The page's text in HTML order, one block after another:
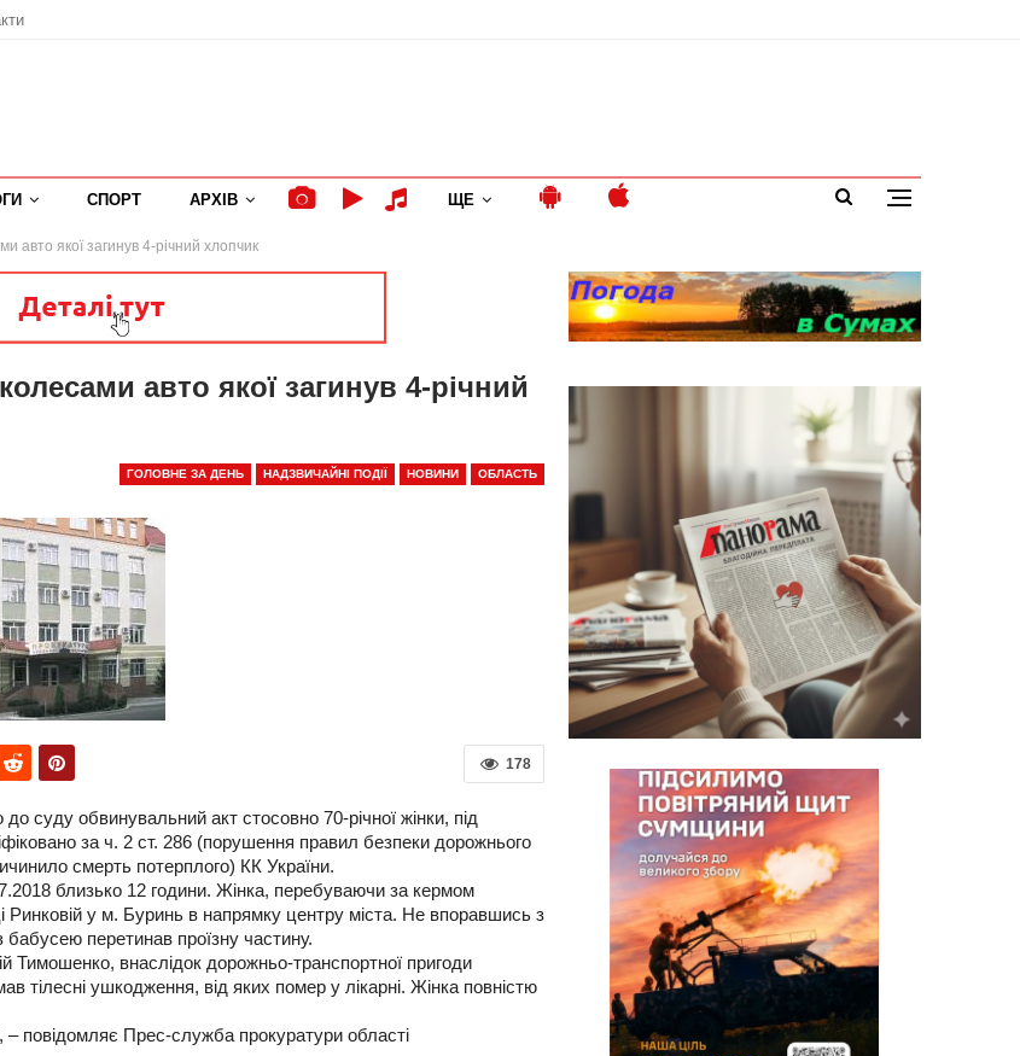
СПОРТ АРХІВ ЩЕ
авто якої загинув 4-річний хлопчик
авто якої загинув 4-річний
ГОЛОВНЕ ЗА ДЕНЬ НАДЗВИЧАЙНІ ПОДІЇ НОВИНИ ОБЛАСТЬ
178
суду обвинувальний акт стосовно 70-річної жінки, під
за ч. 2 ст. 286 (порушення правил безпеки дорожнього
смерть потерплого) КК України.
близько 12 години. Жінка, перебуваючи за кермом
Ринковій у м. Буринь в напрямку центру міста. Не впоравшись з
бабусею перетинав проїзну частину.
Тимошенко, внаслідок дорожньо-транспортної пригоди
тілесні ушкодження, від яких помер у лікарні. Жінка повністю
– повідомляє Прес-служба прокуратури області